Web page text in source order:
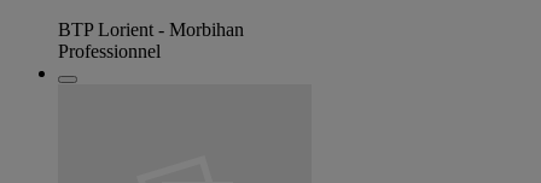
BTP Lorient - Morbihan
Professionnel